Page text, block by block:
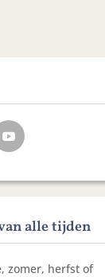
alle tijden
zomer, herfst of